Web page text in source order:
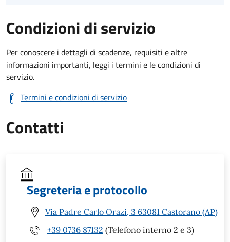
Condizioni di servizio
Per conoscere i dettagli di scadenze, requisiti e altre
informazioni importanti, leggi i termini e le condizioni di
servizio.
Termini e condizioni di servizio
Contatti
Segreteria e protocollo
Via Padre Carlo Orazi, 3 63081 Castorano (AP)
+39 0736 87132 (Telefono interno 2 e 3)